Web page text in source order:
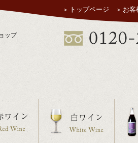
トップページ お客
ップ